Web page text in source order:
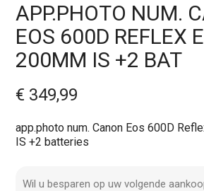
APP.PHOTO NUM.
EOS 600D REFLEX
200MM IS +2 BAT
€ 349,99
app.photo num. Canon Eos 600D
IS +2 batteries
Wil u besparen op uw volgende